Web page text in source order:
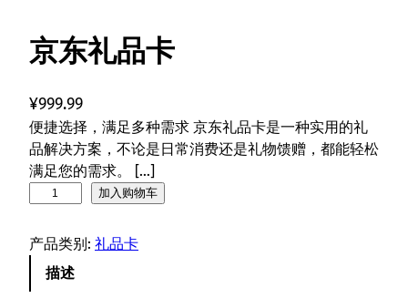
京东礼品卡
¥999.99
便捷选择，满足多种需求 京东礼品卡是一种实用的礼
品解决方案，不论是日常消费还是礼物馈赠，都能轻松
满足您的需求。 […]
礼
品
加入购物车
产品类别: 礼品卡
描述